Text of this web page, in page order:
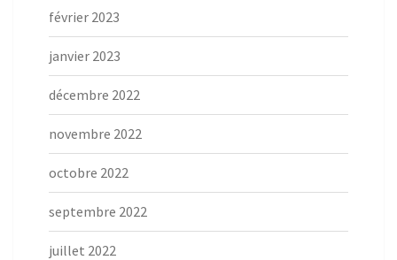
février 2023
janvier 2023
décembre 2022
novembre 2022
octobre 2022
septembre 2022
juillet 2022